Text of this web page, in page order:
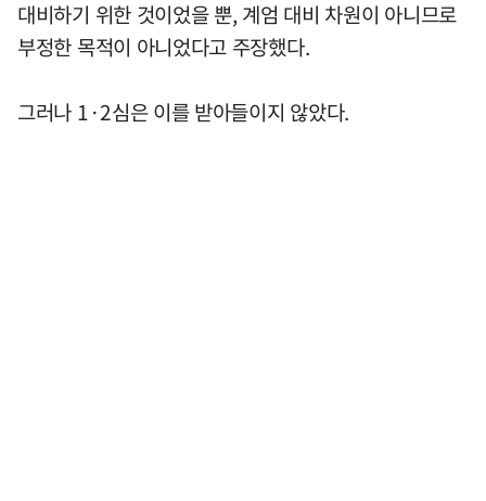
대비하기 위한 것이었을 뿐, 계엄 대비 차원이 아니므로
부정한 목적이 아니었다고 주장했다.
그러나 1·2심은 이를 받아들이지 않았다.